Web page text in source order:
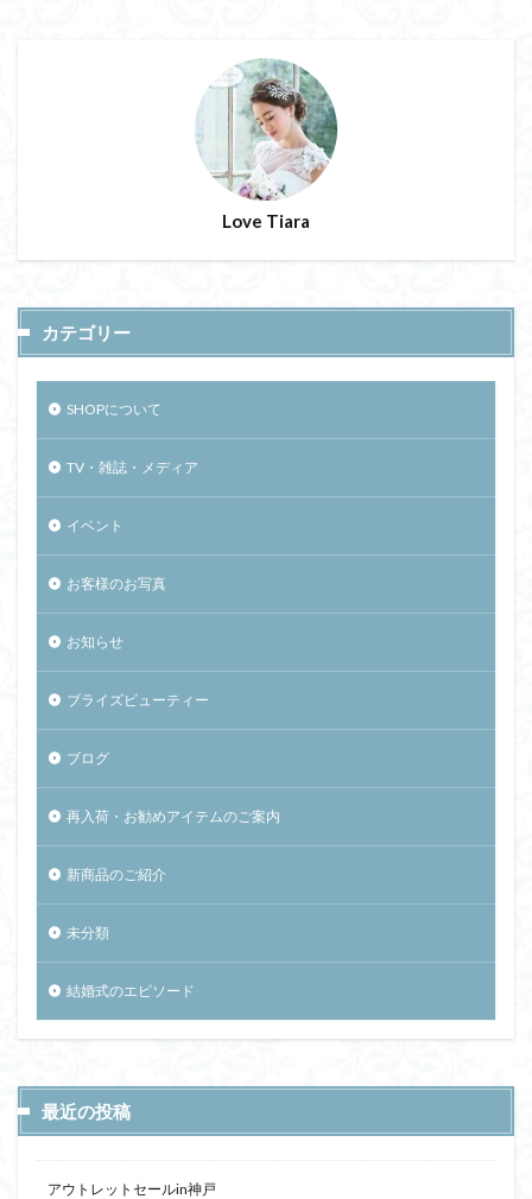
Love Tiara
カテゴリー
SHOPについて
TV・雑誌・メディア
イベント
お客様のお写真
お知らせ
ブライズビューティー
ブログ
再入荷・お勧めアイテムのご案内
新商品のご紹介
未分類
結婚式のエピソード
最近の投稿
アウトレットセールin神戸